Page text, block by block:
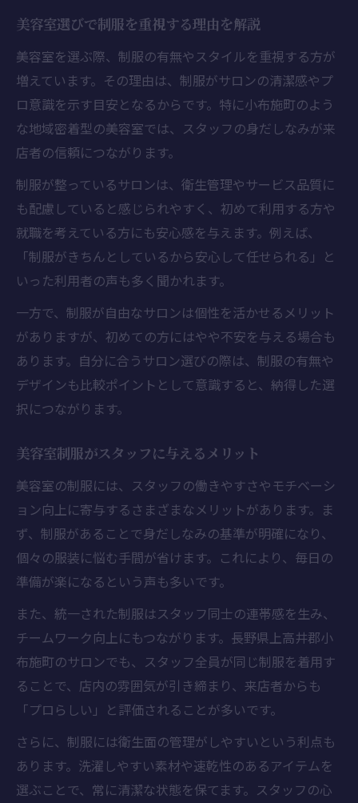
美容室選びで制服を重視する理由を解説
美容室を選ぶ際、制服の有無やスタイルを重視する方が
増えています。その理由は、制服がサロンの清潔感やプ
ロ意識を示す目安となるからです。特に小布施町のよう
な地域密着型の美容室では、スタッフの身だしなみが来
店者の信頼につながります。
制服が整っているサロンは、衛生管理やサービス品質に
も配慮していると感じられやすく、初めて利用する方や
就職を考えている方にも安心感を与えます。例えば、
「制服がきちんとしているから安心して任せられる」と
いった利用者の声も多く聞かれます。
一方で、制服が自由なサロンは個性を活かせるメリット
がありますが、初めての方にはやや不安を与える場合も
あります。自分に合うサロン選びの際は、制服の有無や
デザインも比較ポイントとして意識すると、納得した選
択につながります。
美容室制服がスタッフに与えるメリット
美容室の制服には、スタッフの働きやすさやモチベーシ
ョン向上に寄与するさまざまなメリットがあります。ま
ず、制服があることで身だしなみの基準が明確になり、
個々の服装に悩む手間が省けます。これにより、毎日の
準備が楽になるという声も多いです。
また、統一された制服はスタッフ同士の連帯感を生み、
チームワーク向上にもつながります。長野県上高井郡小
布施町のサロンでも、スタッフ全員が同じ制服を着用す
ることで、店内の雰囲気が引き締まり、来店者からも
「プロらしい」と評価されることが多いです。
さらに、制服には衛生面の管理がしやすいという利点も
あります。洗濯しやすい素材や速乾性のあるアイテムを
選ぶことで、常に清潔な状態を保てます。スタッフの心